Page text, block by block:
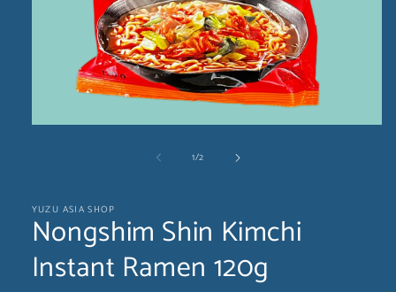
1/von
2
YUZU ASIA SHOP
Nongshim Shin Kimchi
Instant Ramen 120g